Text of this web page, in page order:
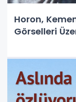
Horon,
Görselleri